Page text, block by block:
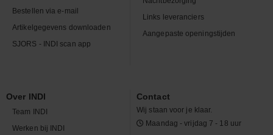
Bestellen via e-mail
Artikelgegevens downloaden
SJORS - INDI scan app
Links leveranciers
Aangepaste openingstijden
Over INDI
Team INDI
Werken bij INDI
Contact
Wij staan voor je klaar.
Maandag - vrijdag 7 - 18 uur